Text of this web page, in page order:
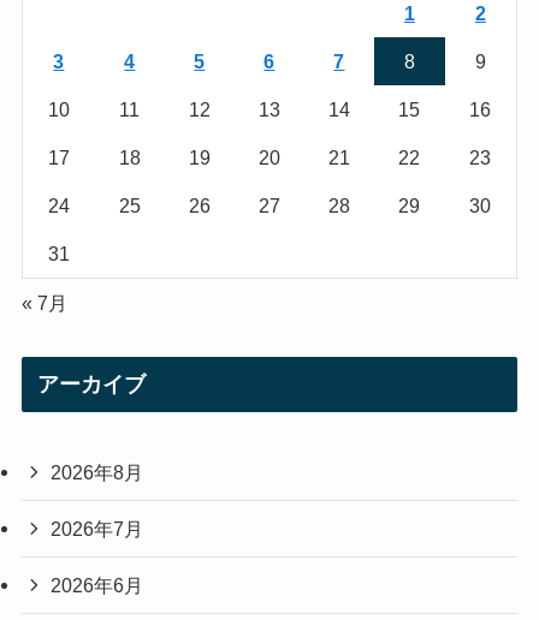
1 2
3 4 5 6 7 8 9
10 11 12 13 14 15 16
17 18 19 20 21 22 23
24 25 26 27 28 29 30
31
« 7月
アーカイブ
2026年8月
2026年7月
2026年6月